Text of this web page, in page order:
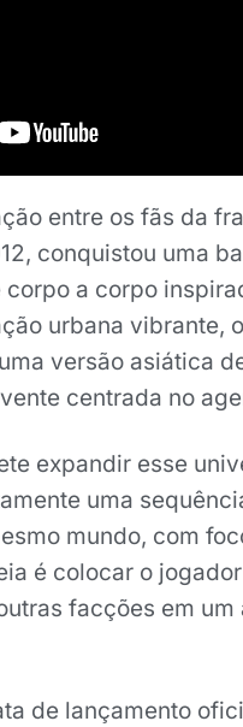
entre os fãs da
conquistou uma
a corpo
urbana vibrante,
versão asiática
centrada no
expandir esse
uma
mundo, com
é colocar o
facções em um
de lançamento